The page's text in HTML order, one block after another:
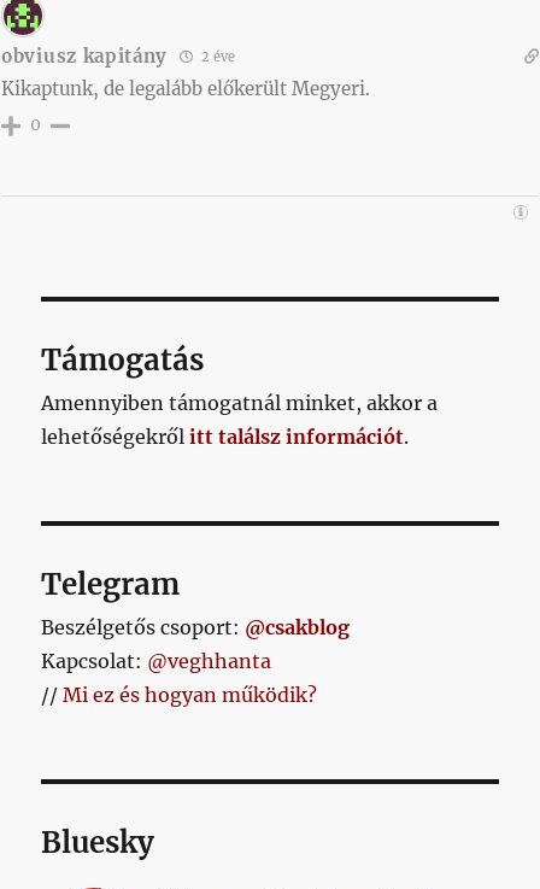
obviusz kapitány 2 éve
Kikaptunk, de legalább előkerült Megyeri.
0
Támogatás
Amennyiben támogatnál minket, akkor a
lehetőségekrőlitt találsz információt.
Telegram
Beszélgetős csoport: @csakblog
Kapcsolat: @veghhanta
//Mi ez és hogyan működik?
Bluesky